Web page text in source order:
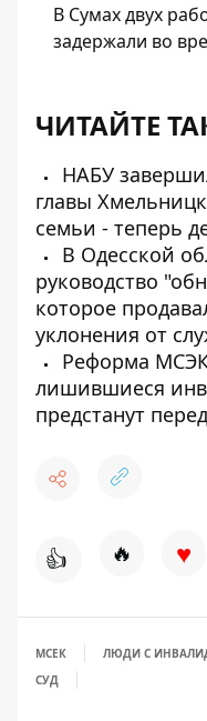
В Сумах двух
задержали во
ЧИТАЙТЕ
НАБУ
главы
семьи - теперь
В Одесской
руководство
которое
уклонения от
Реформа
лишившиеся
предстанут
👍 🔥 ♥
МСЕК ЛЮДИ С
СУД